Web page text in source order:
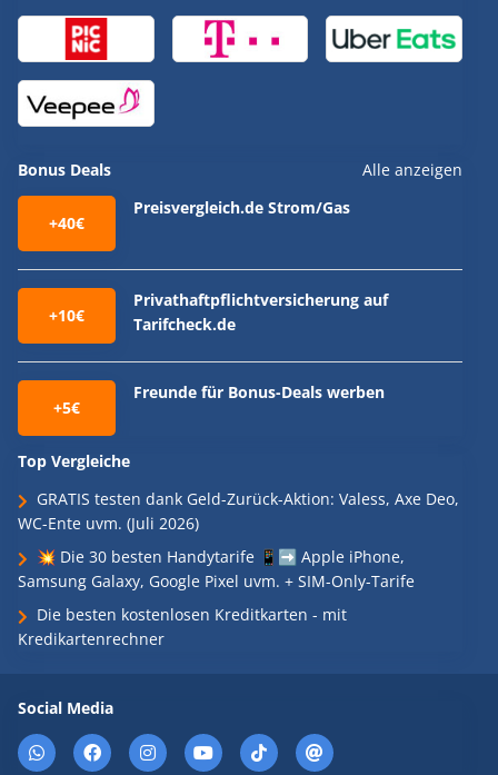
Bonus Deals Alle anzeigen
+40€
Preisvergleich.de Strom/Gas
+10€
Privathaftpflichtversicherung auf
Tarifcheck.de
+5€
Freunde für Bonus-Deals werben
Top Vergleiche
GRATIS testen dank Geld-Zurück-Aktion: Valess, Axe Deo,
WC-Ente uvm. (Juli 2026)
💥 Die 30 besten Handytarife 📱➡️ Apple iPhone,
Samsung Galaxy, Google Pixel uvm. + SIM-Only-Tarife
Die besten kostenlosen Kreditkarten - mit
Kredikartenrechner
Social Media